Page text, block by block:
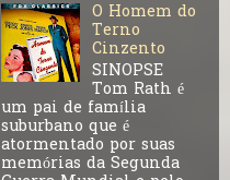
O Homem do
Terno
Cinzento
SINOPSE
Tom Rath é
um pai de família
suburbano que é
atormentado por suas
memórias da Segunda